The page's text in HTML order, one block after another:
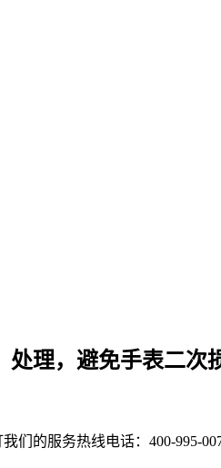
处理，避免手表二次
的服务热线电话：400-995-